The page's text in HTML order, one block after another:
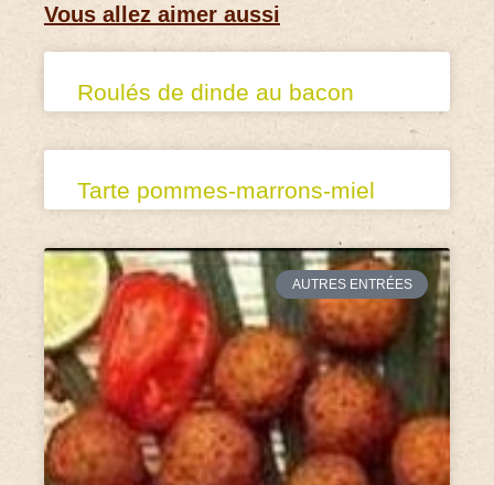
Vous allez aimer aussi
Roulés de dinde au bacon
Tarte pommes-marrons-miel
AUTRES ENTRÉES